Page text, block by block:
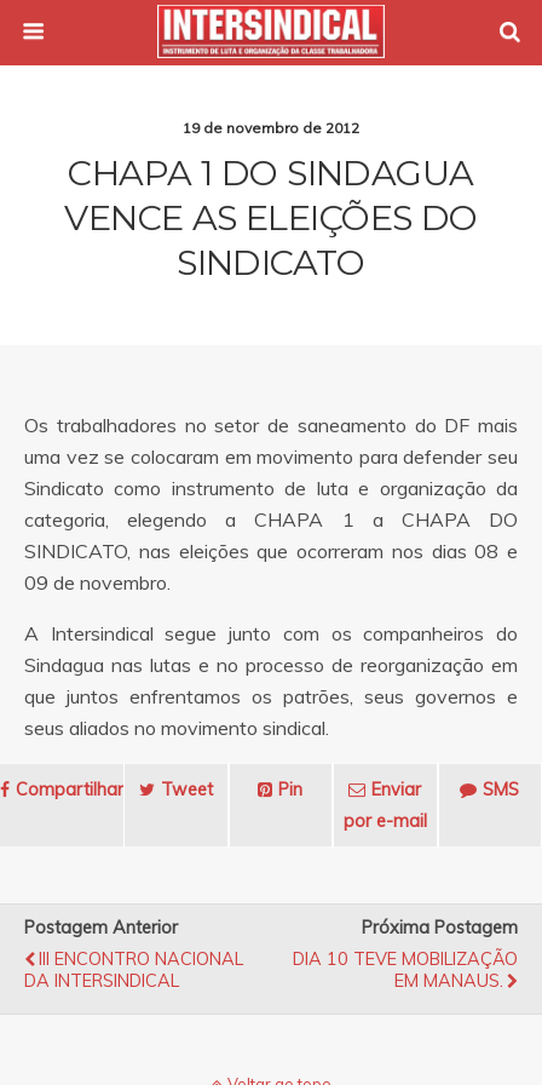
19 de novembro de 2012
CHAPA 1 DO SINDAGUA
VENCE AS ELEIÇÕES DO
SINDICATO
Os trabalhadores no setor de saneamento do DF mais
uma vez se colocaram em movimento para defender seu
Sindicato como instrumento de luta e organização da
categoria, elegendo a CHAPA 1 a CHAPA DO
SINDICATO, nas eleições que ocorreram nos dias 08 e
09 de novembro.
A Intersindical segue junto com os companheiros do
Sindagua nas lutas e no processo de reorganização em
que juntos enfrentamos os patrões, seus governos e
seus aliados no movimento sindical.
Compartilhar Tweet Pin
Enviar
por e-mail
SMS
Postagem Anterior
III ENCONTRO NACIONAL
DA INTERSINDICAL
Próxima Postagem
DIA 10 TEVE MOBILIZAÇÃO
EM MANAUS.